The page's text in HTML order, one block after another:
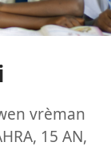
vrèman
15 AN,